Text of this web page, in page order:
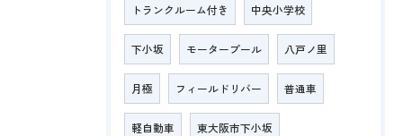
トランクルーム付き 中央小学校
下小坂 モータープール 八戸ノ里
月極 フィールドリバー 普通車
軽自動車 東大阪市下小坂